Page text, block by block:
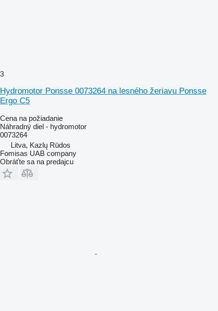
3
Hydromotor Ponsse 0073264 na lesného žeriavu Ponsse
Ergo C5
Cena na požiadanie
Náhradný diel - hydromotor
0073264
Litva, Kazlų Rūdos
Fomisas UAB company
Obráťte sa na predajcu